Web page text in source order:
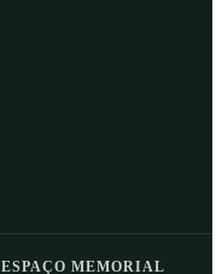
ESPAÇO MEMORIAL